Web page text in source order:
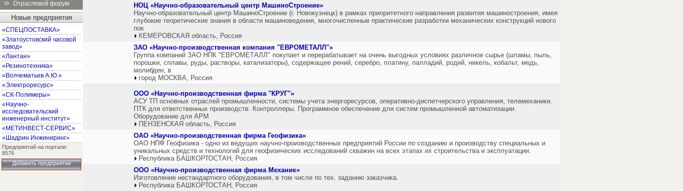
Отраслевой форум
Новые предприятия
«СПЕЦПОСТАВКА»
«Златоустовский часовой
завод»
«Лантан»
«Резинотехника»
«Волчематьев А.Ю.»
«Электроресурс»
«СК-Полимеры»
«Научно-
исследовательский
инженерный институт»
«МЕТИНВЕСТ-СЕРВИС»
«Шадрин Инжиниринг»
Предприятий на портале:
8576
Добавить предприятие
НОЦ «Научно-образовательный центр МашиноСтроение»
Научно-образовательный центр МашиноСтроение (г. Новокузнецк) в рамках приоритетного направления развития машиностроения, имея
глубокие теоретические знания в области машиноведения, многочисленные практические разработки механических конструкций нового
пок
КЕМЕРОВСКАЯ область, Россия
ЗАО «Научно-производственная компания "ЕВРОМЕТАЛЛ"»
Группа компаний ЗАО НПК "ЕВРОМЕТАЛЛ" покупает и перерабатывает на очень выгодных условиях различное сырье (шламы, пыль,
порошки, сплавы, руды, растворы, катализаторы), содержащее рений, серебро, платину, палладий, родий, никель, кобальт, медь,
молибден, в
город МОСКВА, Россия
ООО «Научно-производственная фирма "КРУГ"»
АСУ ТП основных отраслей промышленности, системы учета энергоресурсов, оперативно-диспетчерского управления, телемеханики.
ПТК для ответственных производств. Контроллеры. Программное обеспечение для систем промышленной автоматизации.
Оборудование для АРМ
ПЕНЗЕНСКАЯ область, Россия
ОАО «Научно-производственная фирма Геофизика»
ОАО НПФ Геофизика - одно из ведущих научно-производственных предприятий России по созданию и производству специальных и
уникальных средств и технологий для геофизических исследований скважин на всех этапах их строительства и эксплуатации.
Республика БАШКОРТОСТАН, Россия
ООО «Научно-производственная фирма Механик»
Изготовление нестандартного оборудования, в том числе по тех. заданию заказчика.
Республика БАШКОРТОСТАН, Россия